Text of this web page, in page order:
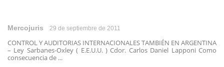
Mercojuris 29 de septiembre de 2011
CONTROL Y AUDITORIAS INTERNACIONALES TAMBIÉN EN ARGENTINA
– Ley Sarbanes-Oxley ( E.E.U.U. ) Cdor. Carlos Daniel Lapponi Como
consecuencia de ...